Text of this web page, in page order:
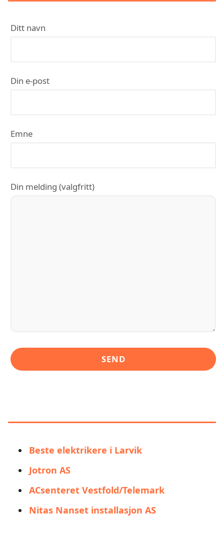
Ditt navn
Din e-post
Emne
Din melding (valgfritt)
Beste elektrikere i Larvik
Jotron AS
ACsenteret Vestfold/Telemark
Nitas Nanset installasjon AS